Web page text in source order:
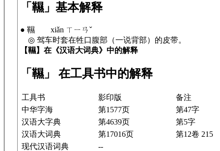
「韅」基本解释
● 韅 xiǎn ㄒㄧㄢˇ
◎ 驾车时套在牲口腹部（一说背部）的皮带。
【韅】在《汉语大词典》中的解释
「韅」 在工具书中的解释
工具书 影印版
备注
中华字海
第1577页
第47字
汉语大字典
第4639页
第5字
汉语大词典
第17016页
第12卷 215
现代汉语词典
--